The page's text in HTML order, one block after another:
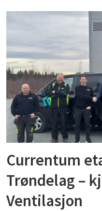
Currentum
Trøndelag –
Ventilasjon